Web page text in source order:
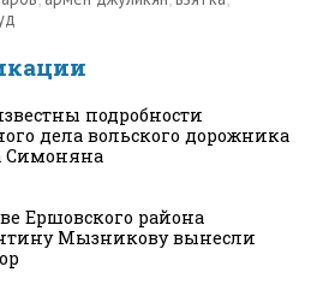
подробности
дела вольского дорожника
Симоняна
Ершовского района
Мызникову вынесли